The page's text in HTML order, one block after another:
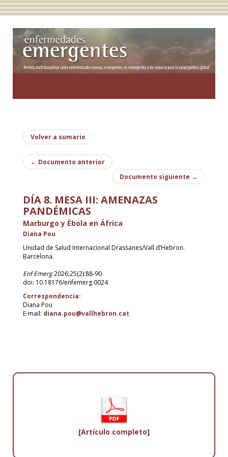
Volver a sumario
← Documento anterior
Documento siguiente →
DÍA 8. MESA III: AMENAZAS
PANDÉMICAS
Marburgo y Ébola en África
Diana Pou
Unidad de Salud Internacional Drassanes/Vall d’Hebron.
Barcelona.
Enf Emerg2026;25(2):88-90
doi: 10.18176/enfemerg.0024
Correspondencia:
Diana Pou
E-mail: diana.pou@vallhebron.cat
[Artículo completo]